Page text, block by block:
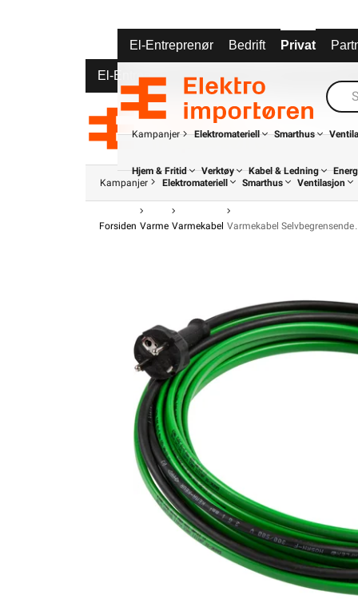
El-Entreprenør Bedrift Privat
Kampanjer Elektromateriell Smarthus
Hjem & Fritid Verktøy Kabel & Ledning
El-Entreprenør Bedrift
Kampanjer Elektromateriell Smarthus Ventilasjon
Forsiden Varme Varmekabel Varmekabel Selvbegrensende